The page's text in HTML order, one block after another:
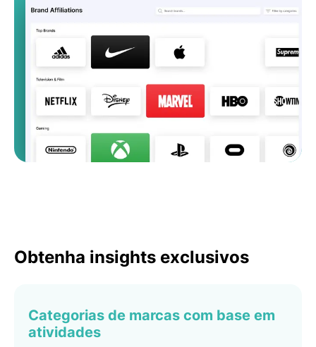
Centro de
Aprendizagem
Make Music Equal
Onesheet Artist Resources
Preços
Obtenha insights exclusivos
Categorias de marcas com base em
atividades